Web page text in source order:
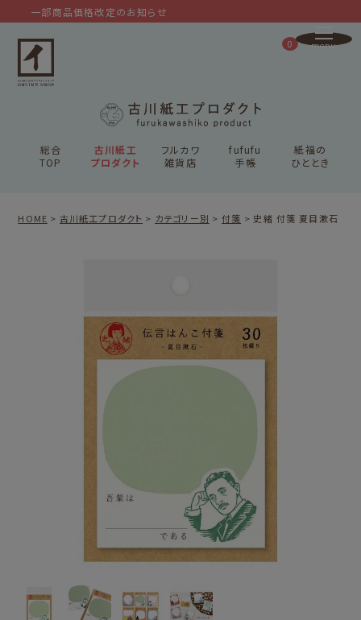
一部商品価格改定のお知らせ
総合
TOP
古川紙工
プロダクト
フルカワ
雑貨店
fufufu
手帳
紙福の
ひととき
0
HOME 古川紙工プロダクト カテゴリー別 付箋 史緒 付箋 夏目漱石